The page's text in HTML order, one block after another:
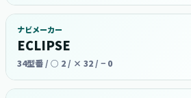
ナビメーカー
ECLIPSE
34型番 / ○ 2 / × 32 / − 0